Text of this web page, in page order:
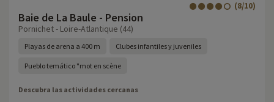
Baie de La Baule - Pension
(8/10)
Pornichet - Loire-Atlantique (44)
Playas de arena a 400 m Clubes infantiles y juveniles
Pueblo temático "mot en scène
Descubra las actividades cercanas